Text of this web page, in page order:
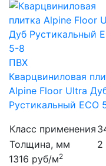
ПВХ
Кварцвиниловая
Alpine Floor Ultra
Рустикальный ECO
Класс применения
Толщина, мм
2
1316 руб/м2